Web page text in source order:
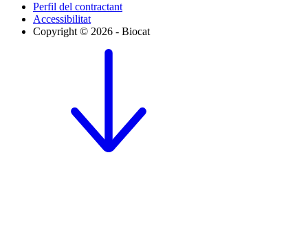
Perfil del contractant
Accessibilitat
Copyright © 2026 - Biocat